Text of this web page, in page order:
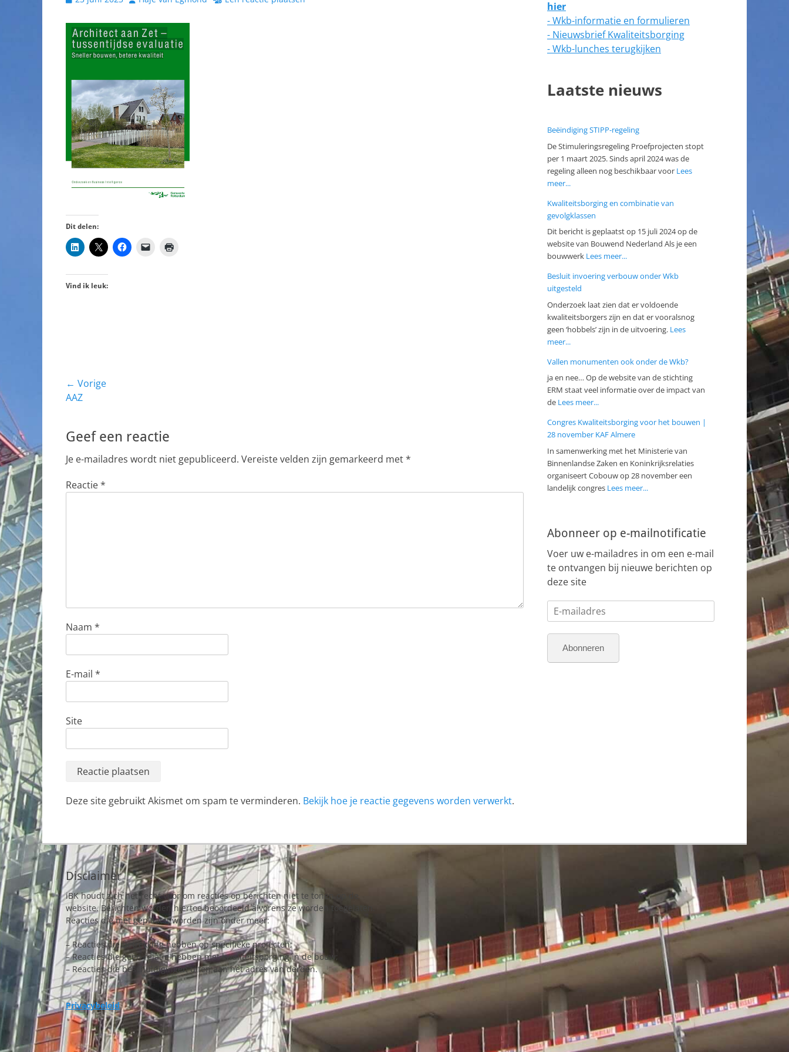
Dit delen:
Vind ik leuk:
Bericht
navigatie
← Vorige
Vorig
AAZ
Geef een reactie
Je e-mailadres wordt niet gepubliceerd. Vereiste velden zijn gemarkeerd met*
Reactie*
Naam *
E-mail *
Site
Deze site gebruikt Akismet om spam te verminderen. Bekijk hoe je reactie gegevens worden verwerkt.
hier
- Wkb-informatie en formulieren
- Nieuwsbrief Kwaliteitsborging
- Wkb-lunches terugkijken
Laatste nieuws
Beëindiging STIPP-regeling
De Stimuleringsregeling Proefprojecten stopt
per 1 maart 2025. Sinds april 2024 was de
regeling alleen nog beschikbaar voor Lees
meer...
Kwaliteitsborging en combinatie van
gevolgklassen
Dit bericht is geplaatst op 15 juli 2024 op de
website van Bouwend Nederland Als je een
bouwwerk Lees meer...
Besluit invoering verbouw onder Wkb
uitgesteld
Onderzoek laat zien dat er voldoende
kwaliteitsborgers zijn en dat er vooralsnog
geen ‘hobbels’ zijn in de uitvoering. Lees
meer...
Vallen monumenten ook onder de Wkb?
ja en nee… Op de website van de stichting
ERM staat veel informatie over de impact van
de Lees meer...
Congres Kwaliteitsborging voor het bouwen |
28 november KAF Almere
In samenwerking met het Ministerie van
Binnenlandse Zaken en Koninkrijksrelaties
organiseert Cobouw op 28 november een
landelijk congres Lees meer...
Abonneer op e-mailnotificatie
Voer uw e-mailadres in om een e-mail
te ontvangen bij nieuwe berichten op
deze site
E-
mailadres
Abonneren
Disclaimer
iBK houdt zich het recht voor om reacties op berichten niet te tonen op de
website. Berichten worden hiertoe beoordeeld alvorens ze worden toegelaten.
Reacties die niet geplaatst worden zijn onder meer:
– Reacties die betrekking hebben op specifieke projecten;
– Reacties die geen relatie hebben met kwaliteitsborging in de bouw;
– Reacties die beschuldigingen uiten aan het adres van derden.
Privacybeleid